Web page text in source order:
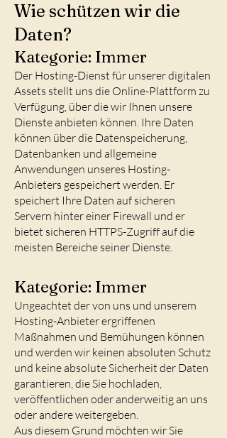
Wie schützen wir die
Daten?
Kategorie: Immer
Der Hosting-Dienst für unserer digitalen
Assets stellt uns die Online-Plattform zu
Verfügung, über die wir Ihnen unsere
Dienste anbieten können. Ihre Daten
können über die Datenspeicherung,
Datenbanken und allgemeine
Anwendungen unseres Hosting-
Anbieters gespeichert werden. Er
speichert Ihre Daten auf sicheren
Servern hinter einer Firewall und er
bietet sicheren HTTPS-Zugriff auf die
meisten Bereiche seiner Dienste.
Kategorie: Immer
Ungeachtet der von uns und unserem
Hosting-Anbieter ergriffenen
Maßnahmen und Bemühungen können
und werden wir keinen absoluten Schutz
und keine absolute Sicherheit der Daten
garantieren, die Sie hochladen,
veröffentlichen oder anderweitig an uns
oder andere weitergeben.
Aus diesem Grund möchten wir Sie